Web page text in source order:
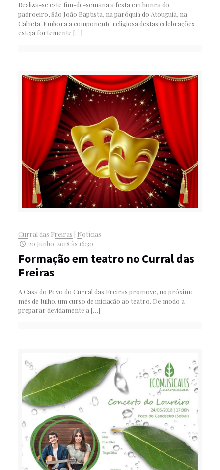
Realiza-se este fim-de-semana a festa em honra do
padroeiro, São João Baptista, na paróquia do Atouguia, na
Calheta. Embora a componente religiosa destas celebrações
esteja fortemente […]
Curral das Freiras
Notícias
20 Junho, 2018 às 16:30
Formação em teatro no Curral das
Freiras
A Casa do Povo do Curral das Freiras promove, no próximo
mês de Julho, um curso de iniciação ao teatro. De modo a
preparar devidamente a […]